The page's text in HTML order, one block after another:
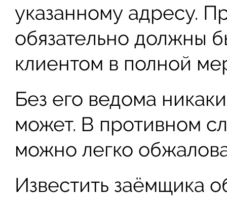
указанному адресу.
обязательно должны
клиентом в полной
Без его ведома
может. В противном
можно легко
Известить заёмщика